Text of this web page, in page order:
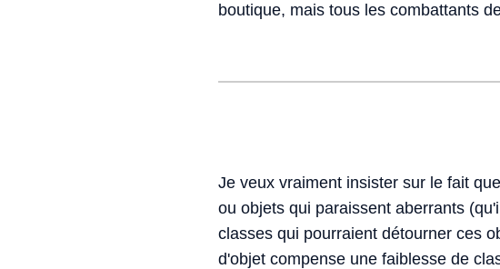
boutique, mais tous les combattants
Je veux vraiment insister sur le fait
ou objets qui paraissent aberrants
classes qui pourraient détourner ces
d'objet compense une faiblesse de